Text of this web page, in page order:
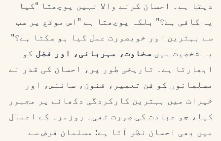
دیتا ہے۔ احسان کرنے والا نہیں پوچھتا "کیا
یہ کافی ہے؟" بلکہ پوچھتا ہے "اس موقع پر سب
سے بہترین اور خوبصورت عمل کیا ہو سکتا ہے؟"
یہ شخصیت میں سخاوت، مہربانی، اور فضل کو
ابھارتا ہے۔ تاریخی طور پر، احسان کی قدر نے
مسلمانوں کو فن تعمیر، فنون، سائنس، اور
خیرات میں بہترین کارکردگی دکھانے پر مجبور
کیا، جو عبادت کی صورت تھی۔ روزمرہ کے اعمال
میں بھی احسان نظر آتا ہے: مسلمان فرض سے